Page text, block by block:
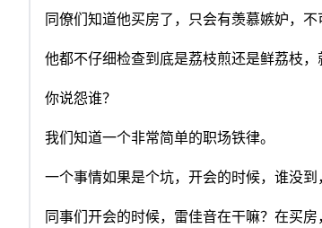
同僚们知道他买房了，只会有羡慕嫉妒，
他都不仔细检查到底是荔枝煎还是鲜荔枝，
你说怨谁？
我们知道一个非常简单的职场铁律。
一个事情如果是个坑，开会的时候，谁没
同事们开会的时候，雷佳音在干嘛？在买房